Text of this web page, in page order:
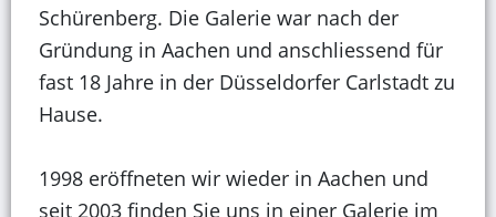
Schürenberg. Die Galerie war nach der
Gründung in Aachen und anschliessend für
fast 18 Jahre in der Düsseldorfer Carlstadt zu
Hause.
1998 eröffneten wir wieder in Aachen und
seit 2003 finden Sie uns in einer Galerie im